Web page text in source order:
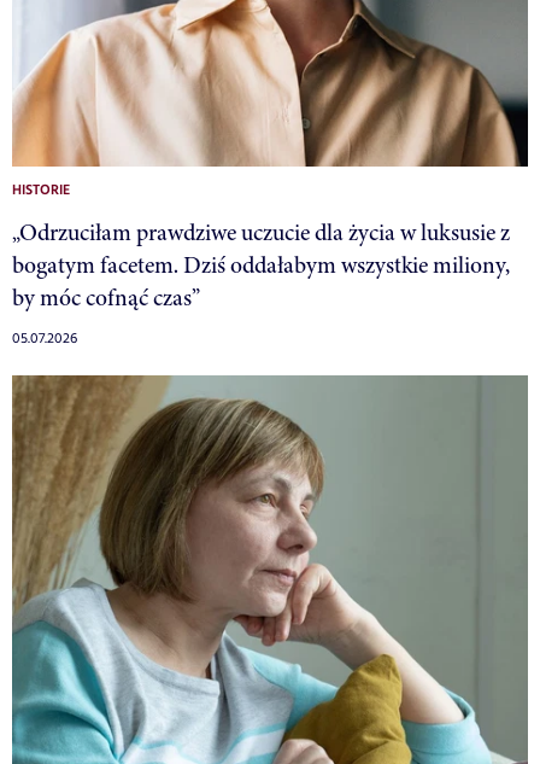
HISTORIE
„Odrzuciłam prawdziwe uczucie dla życia w luksusie z
bogatym facetem. Dziś oddałabym wszystkie miliony,
by móc cofnąć czas”
05.07.2026